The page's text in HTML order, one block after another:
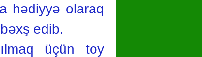
hədiyyə olaraq
edib.
üçün toy